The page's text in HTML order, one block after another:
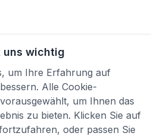
uns wichtig
um Ihre Erfahrung auf
Alle Cookie-
um Ihnen das
zu bieten. Klicken Sie auf
oder passen Sie